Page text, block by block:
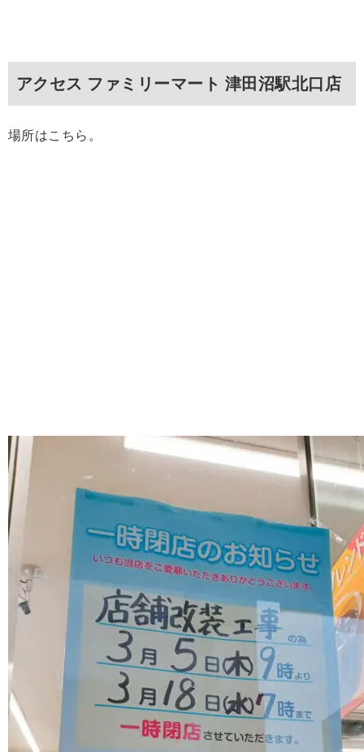
アクセス ファミリーマート 津田沼駅北口店
場所はこちら。